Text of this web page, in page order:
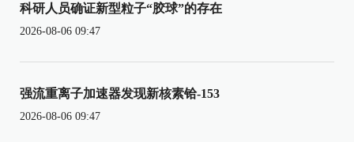
科研人员确证新型粒子“胶球”的存在
2026-08-06 09:47
强流重离子加速器发现新核素铪-153
2026-08-06 09:47